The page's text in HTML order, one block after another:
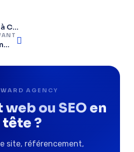
Création de site web à Cannes : Votre guide pour une présence en ligne réussie sur la Côte d’Azur.
Création de site e-commerce à Fréjus : Les 5 étapes pour vendre vos produits localement.
AGENCY
ou SEO en
tête ?
site, référencement,